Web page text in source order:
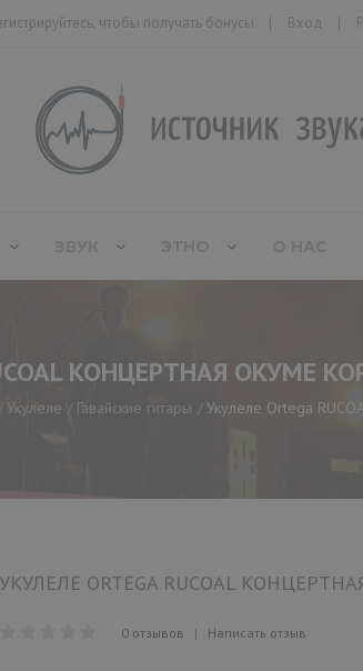
чтобы получать бонусы Вход
КОНЦЕРТНАЯ ОКУМЕ
Укулеле Гавайские гитары Укулеле Ortega
УКУЛЕЛЕ ORTEGA RUCOAL
0 отзывов | Написать отзыв